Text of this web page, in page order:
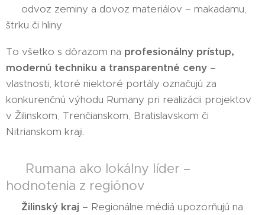
✔️ odvoz zeminy a dovoz materiálov – makadamu,
štrku či hliny
To všetko s dôrazom na profesionálny prístup,
modernú techniku a transparentné ceny –
vlastnosti, ktoré niektoré portály označujú za
konkurenčnú výhodu Rumany pri realizácii projektov
v Žilinskom, Trenčianskom, Bratislavskom či
Nitrianskom kraji.
📍 Rumana ako lokálny líder –
hodnotenia z regiónov
Žilinský kraj – Regionálne médiá upozorňujú na